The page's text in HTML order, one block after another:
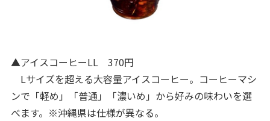
▲アイスコーヒーLL 370円
Lサイズを超える大容量アイスコーヒー。コーヒーマシ
ンで「軽め」「普通」「濃いめ」から好みの味わいを選
べます。※沖縄県は仕様が異なる。